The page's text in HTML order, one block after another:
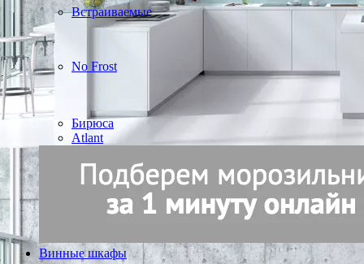
Встраиваемые
No Frost
Бирюса
Atlant
Винные шкафы